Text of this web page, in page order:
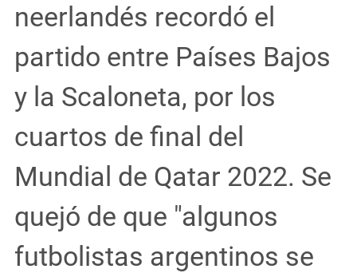
neerlandés recordó el
partido entre Países Bajos
y la Scaloneta, por los
cuartos de final del
Mundial de Qatar 2022. Se
quejó de que "algunos
futbolistas argentinos se